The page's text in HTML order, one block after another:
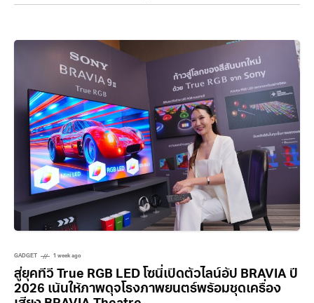
GADGET 1 week ago
สู่ยุคทีวี True RGB LED โซนี่เปิดตัวไลน์อัป BRAVIA ปี
2026 เน้นให้ภาพดุจโรงภาพยนตร์พร้อมชุดเครื่อง